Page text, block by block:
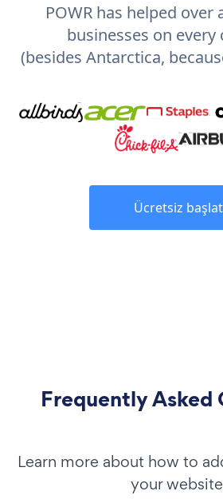
POWR has helped over
businesses on
(besides Antarctica,
Ücretsiz başlat
Frequently Asked
Learn more about how to
your